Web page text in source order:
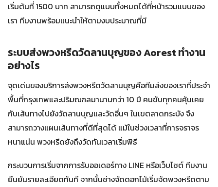
เริ่มต้นที่ 1500 บาท สามารถดูแบบทั้งหมดได้ที่หน้ารวมแบบของ
เรา ทีมงานพร้อมแนะนำให้ตามงบประมาณที่มี
ระบบส่งพวงหรีดวัดลานบุญของ Aorest ทำงาน
อย่างไร
จุดเด่นของบริการส่งพวงหรีดวัดลานบุญคือทีมส่งของเราที่ประจำ
พื้นที่กรุงเทพและปริมณฑลมานานกว่า 10 ปี คนขับทุกคนคุ้นเคย
กับเส้นทางไปยังวัดลานบุญและวัดอื่นๆ ในเขตลาดกระบัง จึง
สามารถวางแผนเส้นทางที่ดีที่สุดได้ แม้ในช่วงเวลาที่การจราจร
หนาแน่น พวงหรีดยังถึงวัดทันเวลาเริ่มพิธี
กระบวนการเริ่มจากการรับออเดอร์ทาง LINE หรือเว็บไซต์ ทีมงาน
ยืนยันรายละเอียดทันที จากนั้นช่างจัดดอกไม้เริ่มจัดพวงหรีดตาม